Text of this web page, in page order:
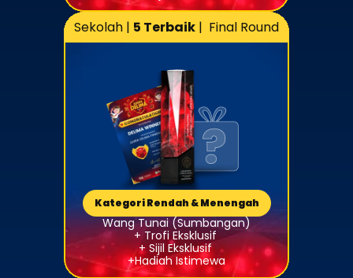
Sekolah | 5 Terbaik |  Final Round
Kategori Rendah & Menengah
Wang Tunai (Sumbangan)
+ Trofi Eksklusif
+ Sijil Eksklusif
+Hadiah Istimewa